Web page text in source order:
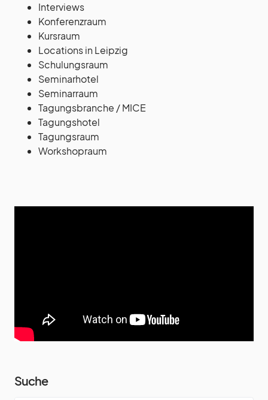
Interviews
Konferenzraum
Kursraum
Locations in Leipzig
Schulungsraum
Seminarhotel
Seminarraum
Tagungsbranche / MICE
Tagungshotel
Tagungsraum
Workshopraum
Suche